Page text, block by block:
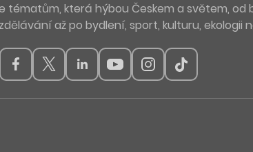
tématům, která hýbou Českem a světem,
až po bydlení, sport, kulturu, ekologii